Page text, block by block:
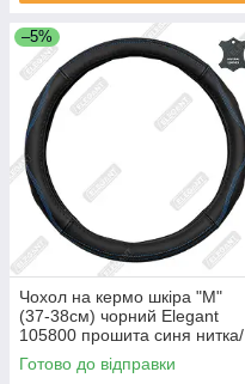
–5%
Чохол на кермо шкіра "М"
(37-38см) чорний Elegant
105800 прошита синя нитка/
біла основа/4 шва(8,5см)
Готово до відправки